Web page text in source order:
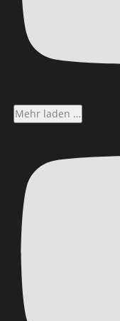
Mehr laden …